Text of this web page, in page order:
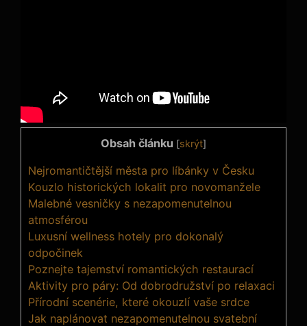
Obsah článku [skrýt]
Nejromantičtější města pro líbánky v Česku
Kouzlo ⁤historických lokalit pro novomanžele
Malebné vesničky s nezapomenutelnou
atmosférou
Luxusní wellness hotely pro dokonalý
odpočinek
Poznejte tajemství romantických restaurací
Aktivity pro páry: Od ⁤dobrodružství po relaxaci
Přírodní scenérie, které okouzlí vaše srdce
Jak naplánovat nezapomenutelnou svatební